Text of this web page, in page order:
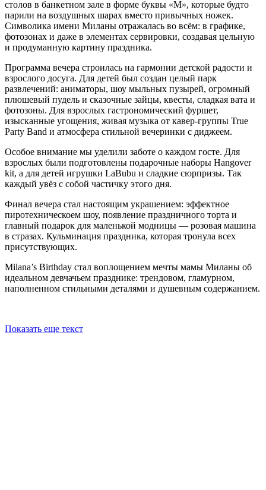
столов в банкетном зале в форме буквы «М», которые будто
парили на воздушных шарах вместо привычных ножек.
Символика имени Миланы отражалась во всём: в графике,
фотозонах и даже в элементах сервировки, создавая цельную
и продуманную картину праздника.
Программа вечера строилась на гармонии детской радости и
взрослого досуга. Для детей был создан целый парк
развлечений: аниматоры, шоу мыльных пузырей, огромный
плюшевый пудель и сказочные зайцы, квесты, сладкая вата и
фотозоны. Для взрослых гастрономический фуршет,
изысканные угощения, живая музыка от кавер-группы True
Party Band и атмосфера стильной вечеринки с диджеем.
Особое внимание мы уделили заботе о каждом госте. Для
взрослых были подготовлены подарочные наборы Hangover
kit, а для детей игрушки LaBubu и сладкие сюрпризы. Так
каждый увёз с собой частичку этого дня.
Финал вечера стал настоящим украшением: эффектное
пиротехническоем шоу, появление праздничного торта и
главный подарок для маленькой модницы — розовая машина
в стразах. Кульминация праздника, которая тронула всех
присутствующих.
Milana’s Birthday стал воплощением мечты мамы Миланы об
идеальном девчачьем празднике: трендовом, гламурном,
наполненном стильными деталями и душевным содержанием.
Показать еще текст